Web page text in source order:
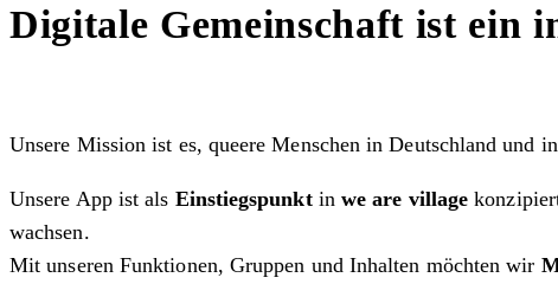
Digitale Gemeinschaft ist ein
Unsere Mission ist es, queere Menschen in Deutschland und
Unsere App ist als Einstiegspunktin we are village
wachsen.
Mit unseren Funktionen, Gruppen und Inhalten möchten wir